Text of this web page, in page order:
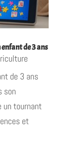
de 3 ans
de 3 ans
son
un tournant
et